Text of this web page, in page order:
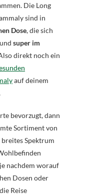
Die Long
sind in
Dose, die sich
super im
direkt noch ein
auf deinem
bevorzugt, dann
Sortiment von
Spektrum
nachdem worauf
Dosen oder
Reise